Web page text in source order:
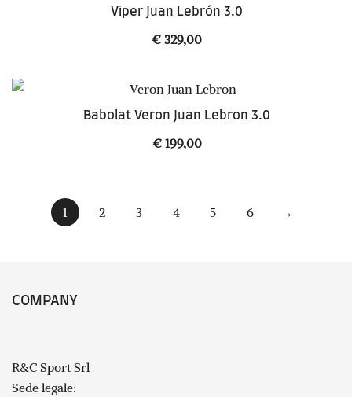
Viper Juan Lebrón 3.0
€ 329,00
Babolat Veron Juan Lebron 3.0
€199,00
1 2 3 4 5 6 →
COMPANY
R&C Sport Srl
Sede legale: